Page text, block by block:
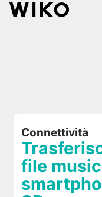
Connettività
file